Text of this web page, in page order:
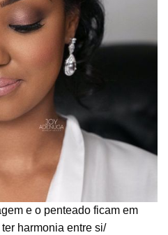
e o penteado ficam em
harmonia entre si/